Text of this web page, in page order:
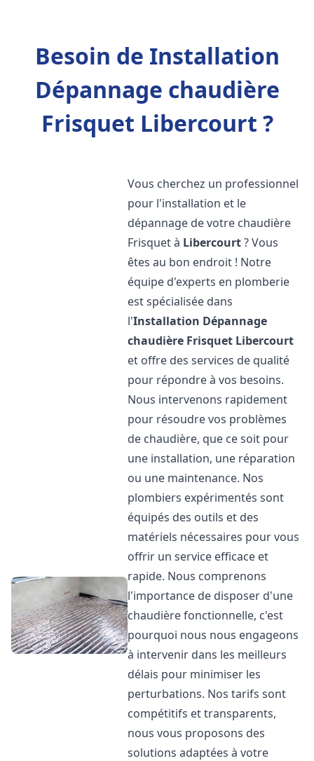
Besoin de Installation
Dépannage chaudière
Frisquet Libercourt ?
Vous cherchez un professionnel
pour l'installation et le
dépannage de votre chaudière
Frisquet à Libercourt? Vous
êtes au bon endroit ! Notre
équipe d'experts en plomberie
est spécialisée dans
l'Installation Dépannage
chaudière Frisquet Libercourt
et offre des services de qualité
pour répondre à vos besoins.
Nous intervenons rapidement
pour résoudre vos problèmes
de chaudière, que ce soit pour
une installation, une réparation
ou une maintenance. Nos
plombiers expérimentés sont
équipés des outils et des
matériels nécessaires pour vous
offrir un service efficace et
rapide. Nous comprenons
l'importance de disposer d'une
chaudière fonctionnelle, c'est
pourquoi nous nous engageons
à intervenir dans les meilleurs
délais pour minimiser les
perturbations. Nos tarifs sont
compétitifs et transparents,
nous vous proposons des
solutions adaptées à votre